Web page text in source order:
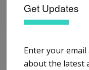
Get Updates
Enter your
about the latest